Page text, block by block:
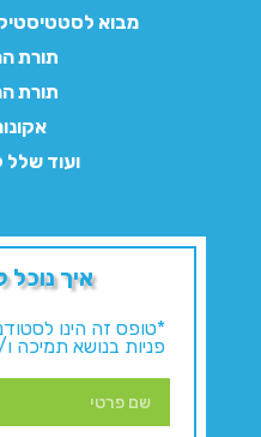
מבוא
תורת
תורת
ועוד שלל
איך נוכל
*טופס זה הינו
פניות בנושא תמיכה ו/